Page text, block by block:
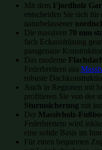
Mit dem Fjordholz
entscheiden Sie sich für
naturbelassener
Die massiven 70 mm
fach Eckausfräsung
passgenaue
Das moderne
Federbrettern aus
robuste
Auch in Regionen mit
profitieren Sie von der
Sturmsicherung mit
Der Massivholz-
Federbrettern wird
eine solide Basis im
Für einen bequemen